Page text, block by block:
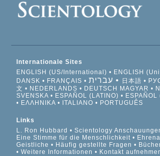
Internationale Sites
ENGLISH (US/International)
ENGLISH
DANSK
FRANÇAIS עברית 日本語
文
NEDERLANDS DEUTSCH MAGYAR
SVENSKA
ESPAÑOL (LATINO)
ESPAÑOL
ΕΛΛΗΝΙΚA
ITALIANO PORTUGUÊS
Links
L. Ron Hubbard
Scientology
Eine Stimme für die Menschlichkeit
Geistliche
Häufig gestellte Fragen
Weitere Informationen
Kontakt